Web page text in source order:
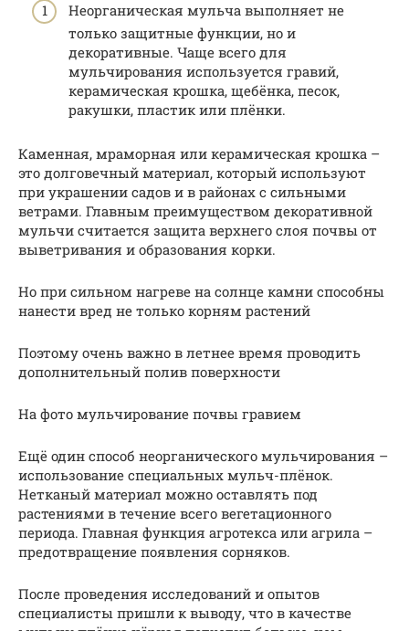
Неорганическая мульча выполняет не
только защитные функции, но и
декоративные. Чаще всего для
мульчирования используется гравий,
керамическая крошка, щебёнка, песок,
ракушки, пластик или плёнки.
Каменная, мраморная или керамическая крошка –
это долговечный материал, который используют
при украшении садов и в районах с сильными
ветрами. Главным преимуществом декоративной
мульчи считается защита верхнего слоя почвы от
выветривания и образования корки.
Но при сильном нагреве на солнце камни способны
нанести вред не только корням растений
Поэтому очень важно в летнее время проводить
дополнительный полив поверхности
На фото мульчирование почвы гравием
Ещё один способ неорганического мульчирования –
использование специальных мульч-плёнок.
Нетканый материал можно оставлять под
растениями в течение всего вегетационного
периода. Главная функция агротекса или агрила –
предотвращение появления сорняков.
После проведения исследований и опытов
специалисты пришли к выводу, что в качестве